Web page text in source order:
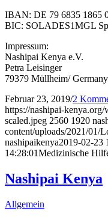
IBAN: DE 79 6835 1865
BIC: SOLADES1MGL
Impressum:
Nashipai Kenya e.V.
Petra Leisinger
79379 Müllheim/ Germany
Februar 23, 2019/2
https://nashipai-
scaled.jpeg 2560 1920
content/uploads/2021/01/
nashipaikenya2019-02-23
14:28:01Medizinische
Nashipai Kenya
Allgemein